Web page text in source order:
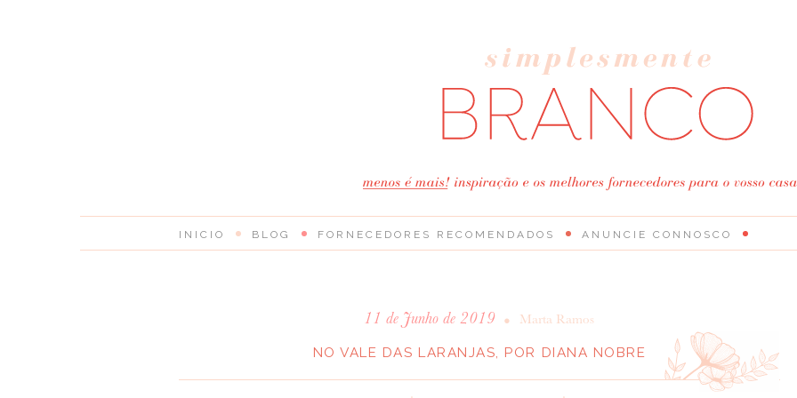
INICIO BLOG FORNECEDORES RECOMENDADOS ANUNCIE CONNOSCO
11 de Junho de 2019 • Marta Ramos
NO VALE DAS LARANJAS, POR DIANA NOBRE